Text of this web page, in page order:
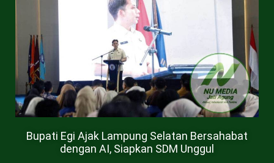
Bupati Egi Ajak Lampung Selatan Bersahabat
dengan AI, Siapkan SDM Unggul